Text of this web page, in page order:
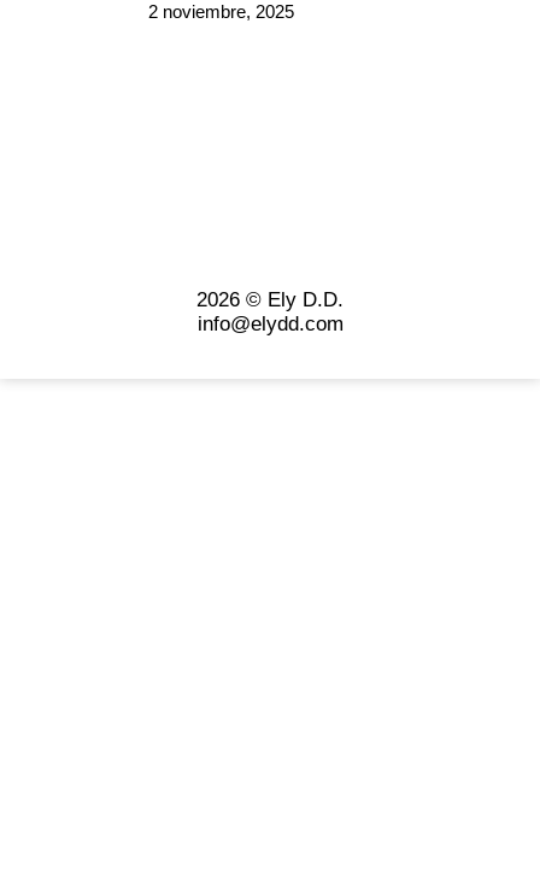
2 noviembre, 2025
2026 © Ely D.D.
info@elydd.com